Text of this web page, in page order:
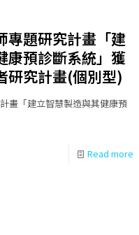
專題研究計畫「建
康預診斷系統」獲
研究計畫(個別型)
畫「建立智慧製造與其健康預
Read more